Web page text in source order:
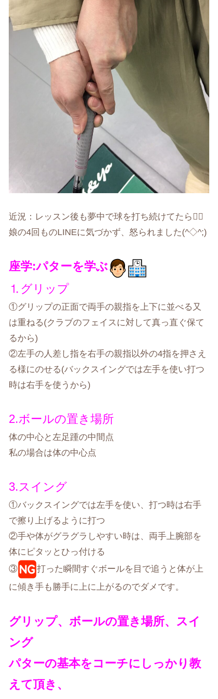
近況：レッスン後も夢中で球を打ち続けてたら🏌️‍♀️
娘の4回ものLINEに気づかず、怒られました(^◇^;)
座学:パターを学ぶ
⒈グリップ
①グリップの正面で両手の親指を上下に並べる又
は重ねる(クラブのフェイスに対して真っ直ぐ保て
るから)
②左手の人差し指を右手の親指以外の4指を押さえ
る様にのせる(バックスイングでは左手を使い打つ
時は右手を使うから)
2.ボールの置き場所
体の中心と左足踵の中間点
私の場合は体の中心点
3.スイング
①バックスイングでは左手を使い、打つ時は右手
で擦り上げるように打つ
②手や体がグラグラしやすい時は、両手上腕部を
体にピタッとひっ付ける
③
打った瞬間すぐボールを目で追うと体が上
に傾き手も勝手に上に上がるのでダメです。
グリップ、ボールの置き場所、スイ
ング
パターの基本をコーチにしっかり教
えて頂き、